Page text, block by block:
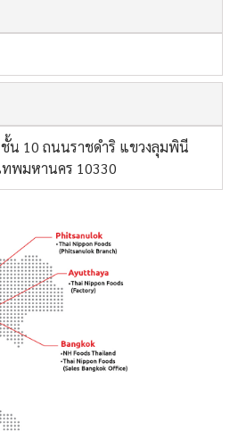
ชั้น 10 ถนนราชดำริ แขวงลุมพินี
ทพมหานคร 10330